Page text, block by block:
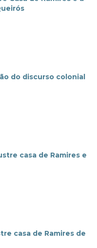
do discurso colonial
casa de Ramires e
casa de Ramires de